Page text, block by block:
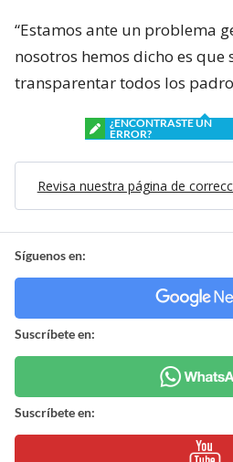
“Estamos ante un problema
nosotros hemos dicho es que
transparentar todos los
¿ENCONTRASTE UN
ERROR?
Revisa nuestra página de
Síguenos en:
Suscríbete en:
Suscríbete en: